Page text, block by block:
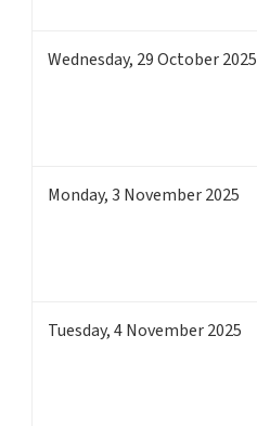
Wednesday, 29October 2025
Monday,3 November 2025
Tuesday,4November 2025